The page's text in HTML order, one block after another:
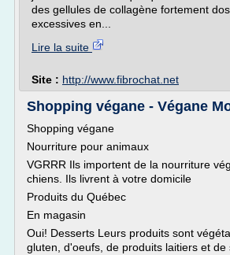
des gellules de collagène fortement
excessives en...
Lire la suite
Site : http://www.fibrochat.net
Shopping végane - Végane
Shopping végane
Nourriture pour animaux
VGRRR Ils importent de la nourriture
chiens. Ils livrent à votre domicile
Produits du Québec
En magasin
Oui! Desserts Leurs produits sont
gluten, d'oeufs, de produits laitiers et de